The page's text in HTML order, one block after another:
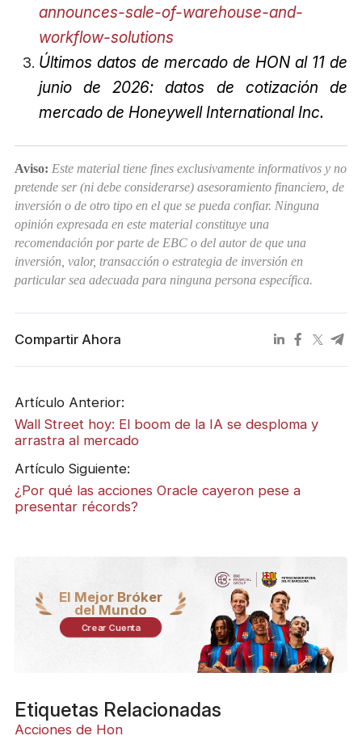
announces-sale-of-warehouse-and-
workflow-solutions
Últimos datos de mercado de HON al 11 de
junio de 2026: datos de cotización de
mercado de Honeywell International Inc.
Aviso: Este material tiene fines exclusivamente informativos y no
pretende ser (ni debe considerarse) asesoramiento financiero, de
inversión o de otro tipo en el que se pueda confiar. Ninguna
opinión expresada en este material constituye una
recomendación por parte de EBC o del autor de que una
inversión, valor, transacción o estrategia de inversión en
particular sea adecuada para ninguna persona específica.
Compartir Ahora
Artículo Anterior:
Wall Street hoy: El boom de la IA se desploma y
arrastra al mercado
Artículo Siguiente:
¿Por qué las acciones Oracle cayeron pese a
presentar récords?
El Mejor Bróker
del Mundo
Crear Cuenta
Etiquetas Relacionadas
Acciones de Hon